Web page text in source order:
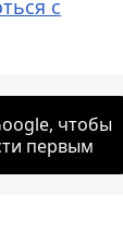
с
чтобы
первым